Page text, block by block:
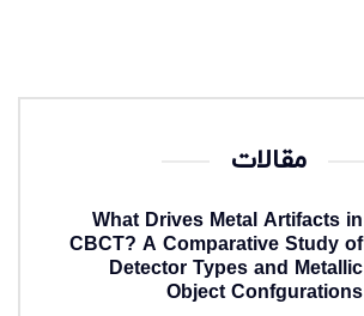
مقالات
What Drives Metal Artifacts in
CBCT? A Comparative Study of
Detector Types and Metallic
Object Confgurations